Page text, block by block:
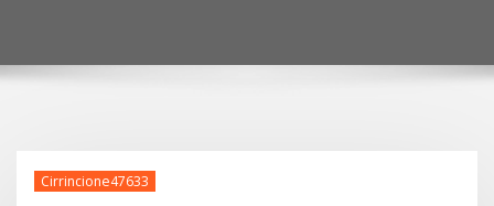
Cirrincione47633